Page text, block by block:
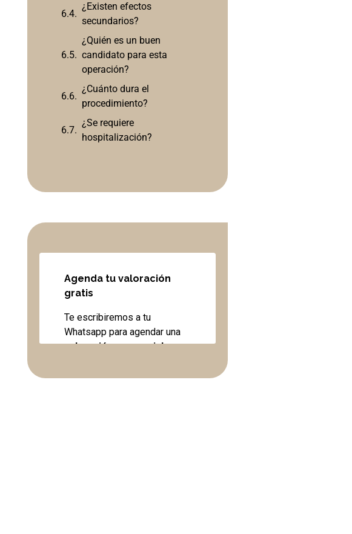
¿Existen efectos
secundarios?
¿Quién es un buen
candidato para esta
operación?
¿Cuánto dura el
procedimiento?
¿Se requiere
hospitalización?